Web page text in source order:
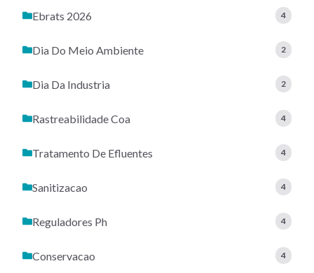
Ebrats 2026 4
Dia Do Meio Ambiente 2
Dia Da Industria 2
Rastreabilidade Coa 4
Tratamento De Efluentes 4
Sanitizacao 4
Reguladores Ph 4
Conservacao 4